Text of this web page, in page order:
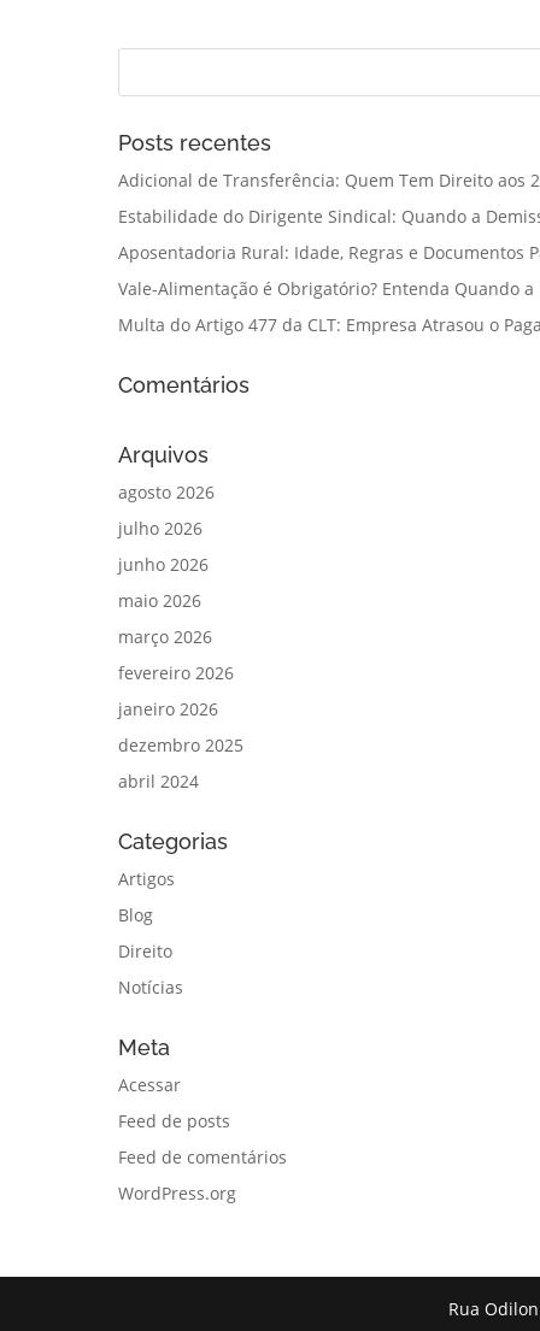
Posts recentes
Adicional de Transferência: Quem Tem Direito aos
Estabilidade do Dirigente Sindical: Quando a
Aposentadoria Rural: Idade, Regras e Documentos
Vale-Alimentação é Obrigatório? Entenda Quando
Multa do Artigo 477 da CLT: Empresa Atrasou o
Comentários
Arquivos
agosto 2026
julho 2026
junho 2026
maio 2026
março 2026
fevereiro 2026
janeiro 2026
dezembro 2025
abril 2024
Categorias
Artigos
Blog
Direito
Notícias
Meta
Acessar
Feed de posts
Feed de comentários
WordPress.org
Rua